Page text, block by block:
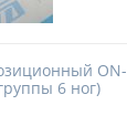
ON-
6 ног)